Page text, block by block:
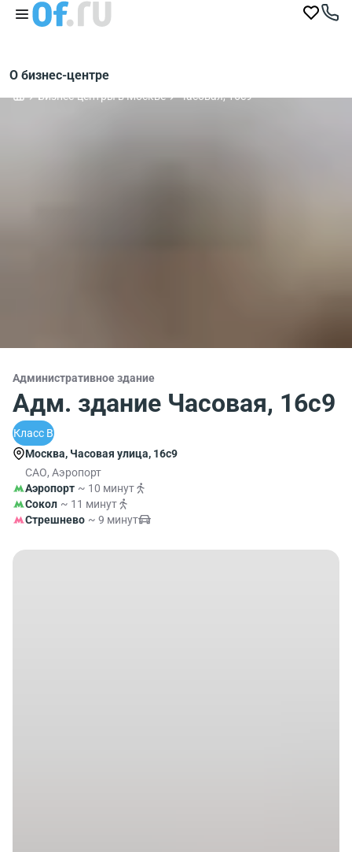
О бизнес-центре
Бизнес-центры в Москве Часовая, 16с9
Административное здание
Адм. здание Часовая, 16с9
Класс B
Москва, Часовая улица, 16с9
САО, Аэропорт
Аэропорт ~ 10 минут
Сокол ~ 11 минут
Стрешнево ~ 9 минут